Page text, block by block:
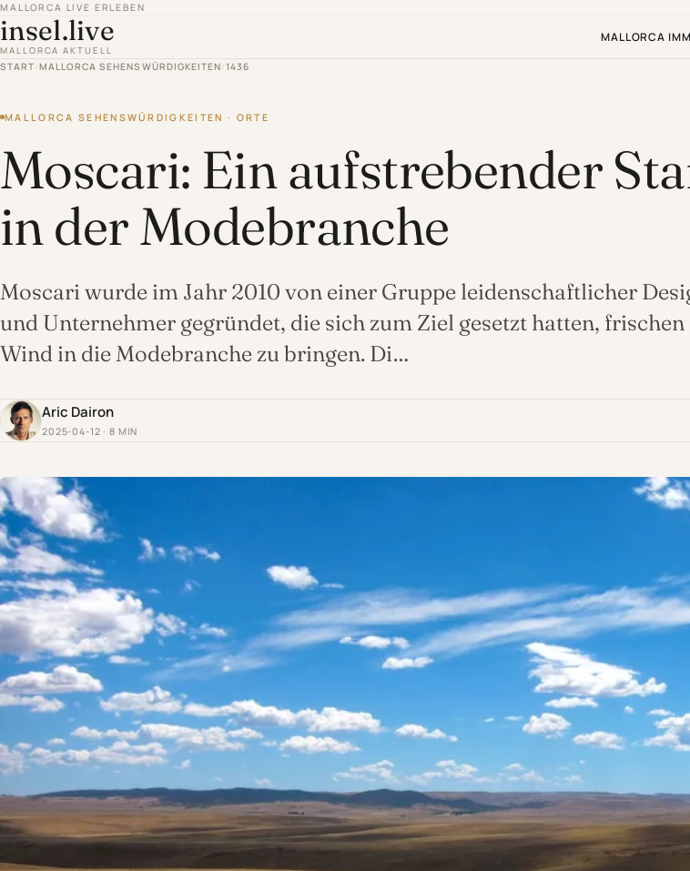
MALLORCA LIVE ERLEBEN
insel.live
MALLORCA AKTUELL
MALLORCA
START /MALLORCA SEHENSWÜRDIGKEITEN 1436
MALLORCA SEHENSWÜRDIGKEITEN · ORTE
Moscari: Ein aufstrebender
in der Modebranche
Moscari wurde im Jahr 2010 von einer Gruppe leidenschaftlicher
und Unternehmer gegründet, die sich zum Ziel gesetzt hatten, frischen
Wind in die Modebranche zu bringen. Di…
Aric Dairon
2025-04-12 · 8 MIN